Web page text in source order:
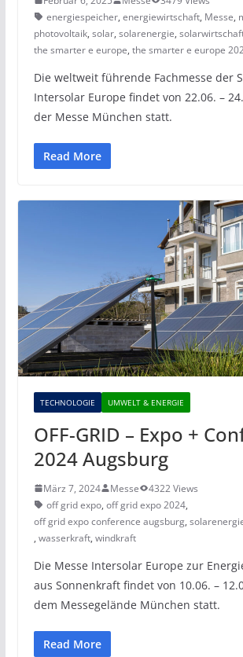
energiespeicher, energiewirtschaft, Messe,
photovoltaik, solar, solarenergie,
the smarter e europe, the smarter e europe
Die weltweit führende Fachmesse der
Intersolar Europe findet von 22.06. –
der Messe München statt.
Read More
TECHNOLOGIE UMWELT & ENERGIE
OFF-GRID – Expo +
2024 Augsburg
März 7, 2024 Messe
4322 Views
off grid expo, off grid expo 2024,
off grid expo conference augsburg,
, wasserkraft, windkraft
Die Messe Intersolar Europe zur
aus Sonnenkraft findet von 10.06. –
dem Messegelände München statt.
Read More